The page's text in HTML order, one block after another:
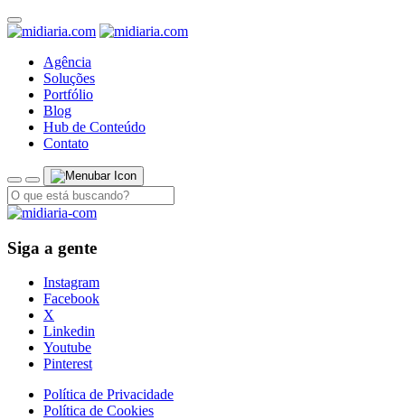
Agência
Soluções
Portfólio
Blog
Hub de Conteúdo
Contato
Siga a gente
Instagram
Facebook
X
Linkedin
Youtube
Pinterest
Política de Privacidade
Política de Cookies